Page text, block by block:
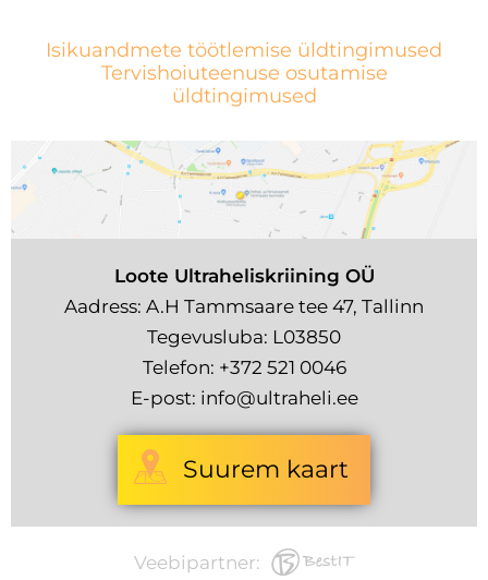
Isikuandmete töötlemise üldtingimused
Tervishoiuteenuse osutamise
üldtingimused
Loote Ultraheliskriining OÜ
Aadress: A.H Tammsaare tee 47, Tallinn
Tegevusluba: L03850
Telefon: +372 521 0046
E-post: info@ultraheli.ee
Suurem kaart
Veebipartner: